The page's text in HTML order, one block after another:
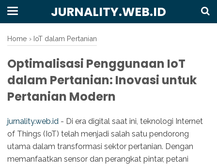
JURNALITY.WEB.ID
Home › IoT dalam Pertanian
Optimalisasi Penggunaan IoT
dalam Pertanian: Inovasi untuk
Pertanian Modern
jurnality.web.id - Di era digital saat ini, teknologi Internet
of Things (IoT) telah menjadi salah satu pendorong
utama dalam transformasi sektor pertanian. Dengan
memanfaatkan sensor dan perangkat pintar, petani